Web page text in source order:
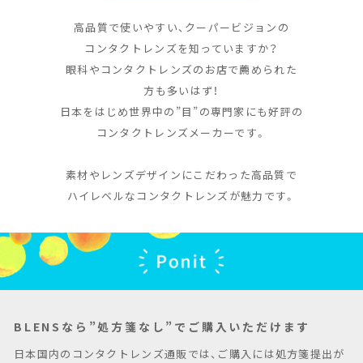
高品質で使いやすい、クーパービジョンの
コンタクトレンズを知っていますか？
眼科やコンタクトレンズのお店で薦められた
方も多いはず！
日本をはじめ世界中の”目”の専門家にも好評の
コンタクトレンズメーカーです。
素材やレンズデザインにこだわった高品質で
ハイレベルなコンタクトレンズが魅力です。
BLENSなら”処方箋なし”でご購入いただけます
日本国内のコンタクトレンズ通販では、ご購入には処方箋提出が